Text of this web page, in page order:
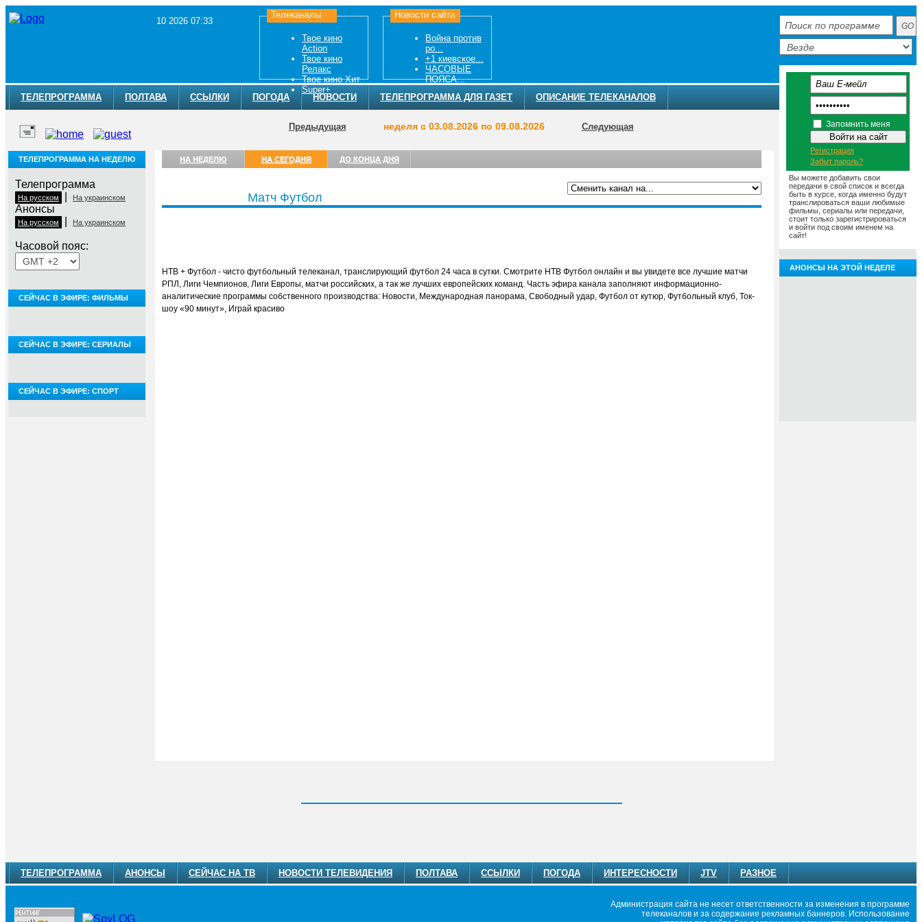
10 2026 07:33
Телеканалы
Твое кино
Action
Твое кино
Релакс
Твое кино Хит
Super+
Новости сайта
Война против
ро...
+1 киевское...
ЧАСОВЫЕ
ПОЯСА...
ТЕЛЕПРОГРАММА
ПОЛТАВА ССЫЛКИ ПОГОДА НОВОСТИ ТЕЛЕПРОГРАММА ДЛЯ ГАЗЕТ ОПИСАНИЕ ТЕЛЕКАНАЛОВ
Предыдущая неделя с 03.08.2026 по 09.08.2026 Следующая
ТЕЛЕПРОГРАММА НА НЕДЕЛЮ
Телепрограмма
На русском На украинском
Анонсы
На русском На украинском
Часовой пояс:
СЕЙЧАС В ЭФИРЕ: ФИЛЬМЫ
СЕЙЧАС В ЭФИРЕ: СЕРИАЛЫ
СЕЙЧАС В ЭФИРЕ: СПОРТ
НА НЕДЕЛЮ НА СЕГОДНЯ ДО КОНЦА ДНЯ
Матч Футбол
НТВ + Футбол - чисто футбольный телеканал, транслирующий футбол 24 часа в сутки. Смотрите НТВ Футбол онлайн и вы увидете все лучшие матчи
РПЛ, Лиги Чемпионов, Лиги Европы, матчи российских, а так же лучших европейских команд. Часть эфира канала заполняют информационно-
аналитические программы собственного производства: Новости, Международная панорама, Свободный удар, Футбол от кутюр, Футбольный клуб, Ток-
шоу «90 минут», Играй красиво
Запомнить меня
Регистрация
Забыт пароль?
Вы можете добавить свои
передачи в свой список и всегда
быть в курсе, когда именно будут
транслироваться ваши любимые
фильмы, сериалы или передачи,
стоит только зарегистрироваться
и войти под своим именем на
сайт!
АНОНСЫ НА ЭТОЙ НЕДЕЛЕ
ТЕЛЕПРОГРАММА АНОНСЫ СЕЙЧАС НА ТВ НОВОСТИ ТЕЛЕВИДЕНИЯ ПОЛТАВА ССЫЛКИ ПОГОДА ИНТЕРЕСНОСТИ JTV РАЗНОЕ
Администрация сайта не несет ответственности за изменения в программе
телеканалов и за содержание рекламных баннеров. Использование